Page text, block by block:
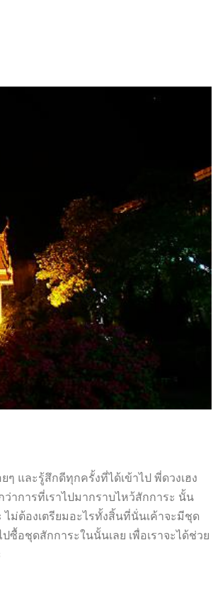
ๆ และรู้สึกดีทุกครั้งที่ได้เข้าไป พี่ดวงเฮง
าการที่เราไปมากราบไหว้สักการะ นั้น
ไม่ต้องเตรียมอะไรทั้งสิ้นที่นั่นเค้าจะมีชุด
อชุดสักการะในนั้นเลย เพื่อเราจะได้ช่วย